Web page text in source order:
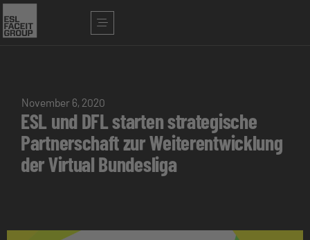
November 6, 2020
ESL und DFL starten strategische
Partnerschaft zur Weiterentwicklung
der Virtual Bundesliga